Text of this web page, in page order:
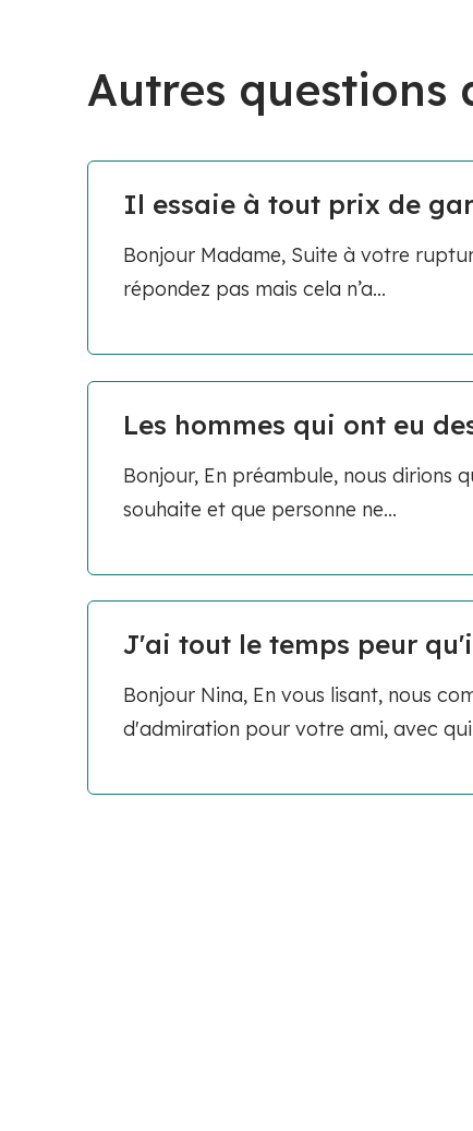
Autres questions
Il essaie à tout prix de
Bonjour Madame, Suite à votre
répondez pas mais cela n’a...
Les hommes qui ont eu
Bonjour, En préambule, nous dirions
souhaite et que personne ne...
J'ai tout le temps peur
Bonjour Nina, En vous lisant, nous
d'admiration pour votre ami, avec qui